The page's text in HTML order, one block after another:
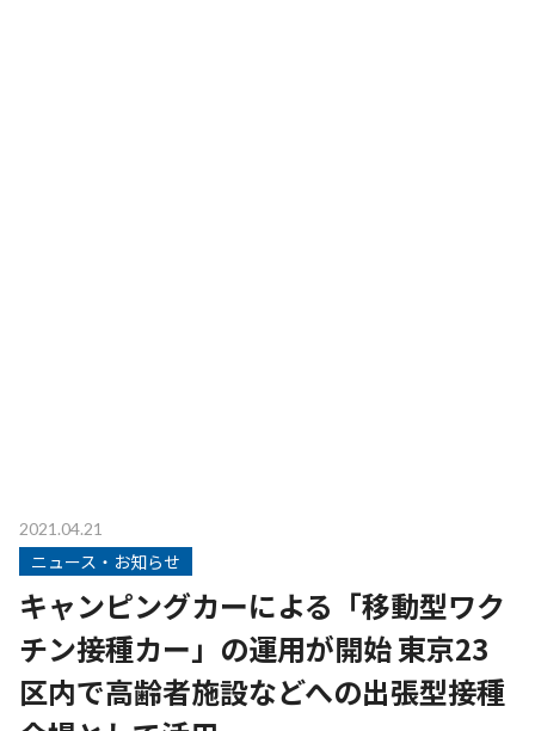
2021.04.21
ニュース・お知らせ
キャンピングカーによる「移動型ワク
チン接種カー」の運用が開始 東京23
区内で高齢者施設などへの出張型接種